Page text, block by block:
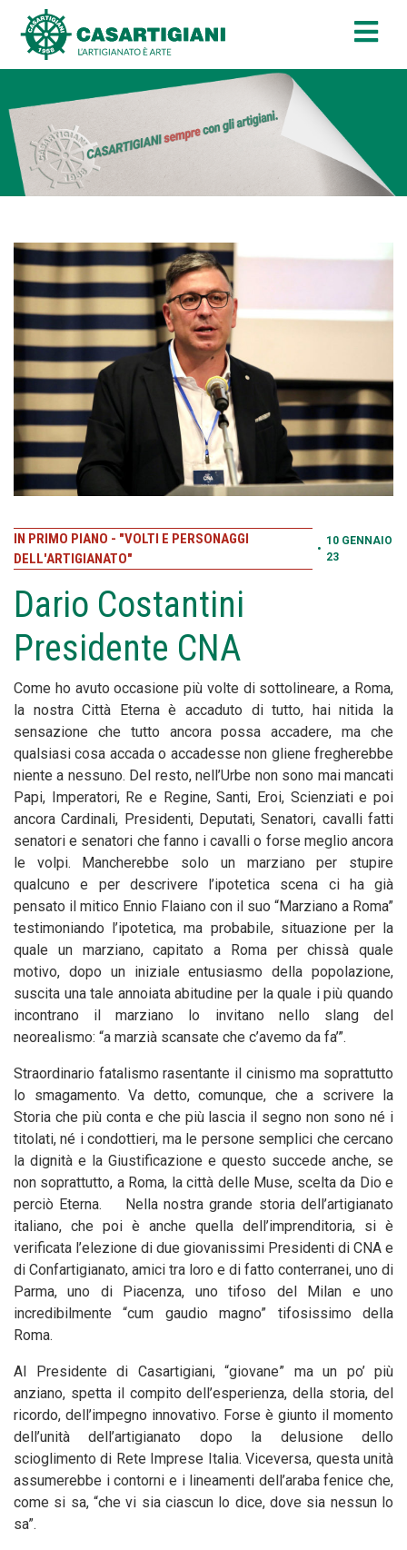
IN PRIMO PIANO - "VOLTI E PERSONAGGI
DELL'ARTIGIANATO"
•
10 GENNAIO
23
Dario Costantini
Presidente CNA
Come ho avuto occasione più volte di sottolineare, a Roma,
la nostra Città Eterna è accaduto di tutto, hai nitida la
sensazione che tutto ancora possa accadere, ma che
qualsiasi cosa accada o accadesse non gliene fregherebbe
niente a nessuno. Del resto, nell’Urbe non sono mai mancati
Papi, Imperatori, Re e Regine, Santi, Eroi, Scienziati e poi
ancora Cardinali, Presidenti, Deputati, Senatori, cavalli fatti
senatori e senatori che fanno i cavalli o forse meglio ancora
le volpi. Mancherebbe solo un marziano per stupire
qualcuno e per descrivere l’ipotetica scena ci ha già
pensato il mitico Ennio Flaiano con il suo “Marziano a Roma”
testimoniando l’ipotetica, ma probabile, situazione per la
quale un marziano, capitato a Roma per chissà quale
motivo, dopo un iniziale entusiasmo della popolazione,
suscita una tale annoiata abitudine per la quale i più quando
incontrano il marziano lo invitano nello slang del
neorealismo: “a marzià scansate che c’avemo da fa’”.
Straordinario fatalismo rasentante il cinismo ma soprattutto
lo smagamento. Va detto, comunque, che a scrivere la
Storia che più conta e che più lascia il segno non sono né i
titolati, né i condottieri, ma le persone semplici che cercano
la dignità e la Giustificazione e questo succede anche, se
non soprattutto, a Roma, la città delle Muse, scelta da Dio e
perciò Eterna. Nella nostra grande storia dell’artigianato
italiano, che poi è anche quella dell’imprenditoria, si è
verificata l’elezione di due giovanissimi Presidenti di CNA e
di Confartigianato, amici tra loro e di fatto conterranei, uno di
Parma, uno di Piacenza, uno tifoso del Milan e uno
incredibilmente “cum gaudio magno” tifosissimo della
Roma.
Al Presidente di Casartigiani, “giovane” ma un po’ più
anziano, spetta il compito dell’esperienza, della storia, del
ricordo, dell’impegno innovativo. Forse è giunto il momento
dell’unità dell’artigianato dopo la delusione dello
scioglimento di Rete Imprese Italia. Viceversa, questa unità
assumerebbe i contorni e i lineamenti dell’araba fenice che,
come si sa, “che vi sia ciascun lo dice, dove sia nessun lo
sa”.